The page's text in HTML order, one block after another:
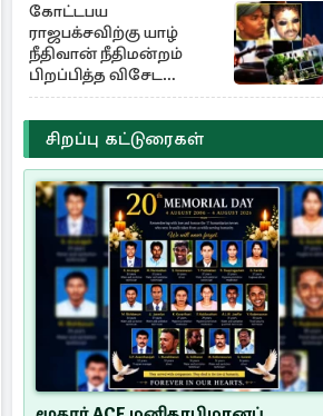
கோட்டபய
ராஜபக்சவிற்கு யாழ்
நீதிவான் நீதிமன்றம்
பிறப்பித்த விசேட
உத்தரவு!
சிறப்பு கட்டுரைகள்